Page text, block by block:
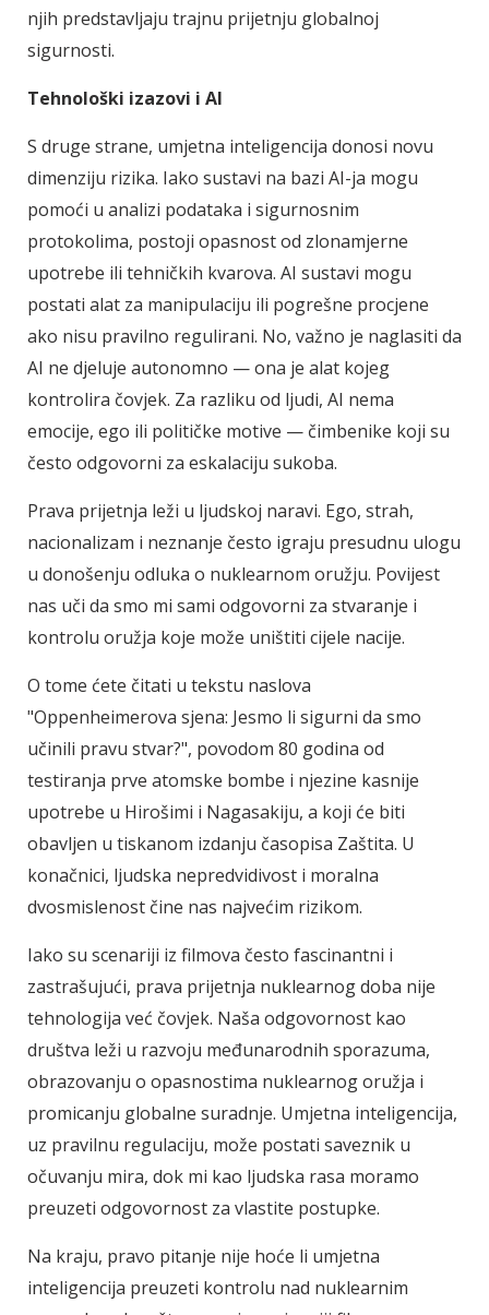
njih predstavljaju trajnu prijetnju globalnoj
sigurnosti.
Tehnološki izazovi i AI
S druge strane, umjetna inteligencija donosi novu
dimenziju rizika. Iako sustavi na bazi AI-ja mogu
pomoći u analizi podataka i sigurnosnim
protokolima, postoji opasnost od zlonamjerne
upotrebe ili tehničkih kvarova. AI sustavi mogu
postati alat za manipulaciju ili pogrešne procjene
ako nisu pravilno regulirani. No, važno je naglasiti da
AI ne djeluje autonomno — ona je alat kojeg
kontrolira čovjek. Za razliku od ljudi, AI nema
emocije, ego ili političke motive — čimbenike koji su
često odgovorni za eskalaciju sukoba.
Prava prijetnja leži u ljudskoj naravi. Ego, strah,
nacionalizam i neznanje često igraju presudnu ulogu
u donošenju odluka o nuklearnom oružju. Povijest
nas uči da smo mi sami odgovorni za stvaranje i
kontrolu oružja koje može uništiti cijele nacije.
O tome ćete čitati u tekstu naslova
"Oppenheimerova sjena: Jesmo li sigurni da smo
učinili pravu stvar?", povodom 80 godina od
testiranja prve atomske bombe i njezine kasnije
upotrebe u Hirošimi i Nagasakiju, a koji će biti
obavljen u tiskanom izdanju časopisa Zaštita. U
konačnici, ljudska nepredvidivost i moralna
dvosmislenost čine nas najvećim rizikom.
Iako su scenariji iz filmova često fascinantni i
zastrašujući, prava prijetnja nuklearnog doba nije
tehnologija već čovjek. Naša odgovornost kao
društva leži u razvoju međunarodnih sporazuma,
obrazovanju o opasnostima nuklearnog oružja i
promicanju globalne suradnje. Umjetna inteligencija,
uz pravilnu regulaciju, može postati saveznik u
očuvanju mira, dok mi kao ljudska rasa moramo
preuzeti odgovornost za vlastite postupke.
Na kraju, pravo pitanje nije hoće li umjetna
inteligencija preuzeti kontrolu nad nuklearnim